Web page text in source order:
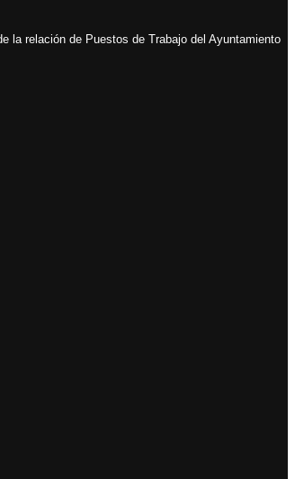
la relación de Puestos de Trabajo del Ayuntamiento